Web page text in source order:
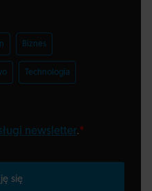
Biznes
Technologia
newsletter.*
się